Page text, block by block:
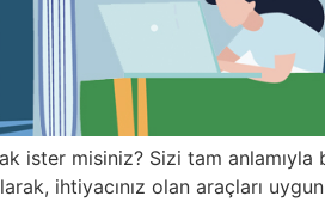
ister misiniz? Sizi tam
ihtiyacınız olan araçları